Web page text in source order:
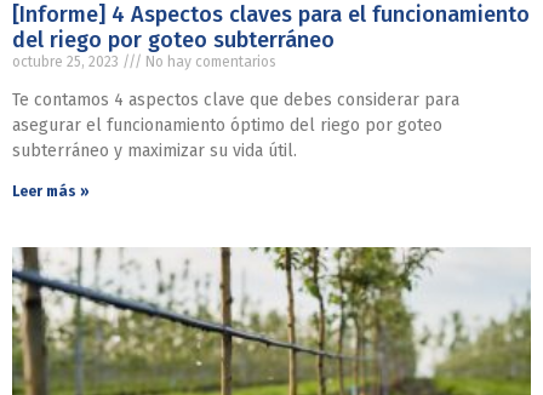
[Informe] 4 Aspectos claves para el funcionamiento
del riego por goteo subterráneo
octubre 25, 2023 No hay comentarios
Te contamos 4 aspectos clave que debes considerar para
asegurar el funcionamiento óptimo del riego por goteo
subterráneo y maximizar su vida útil.
Leer más »